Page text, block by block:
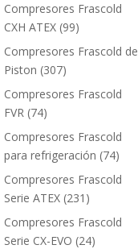
Compresores Frascold
CXH ATEX (99)
Compresores Frascold de
Piston (307)
Compresores Frascold
FVR (74)
Compresores Frascold
para refrigeración (74)
Compresores Frascold
Serie ATEX (231)
Compresores Frascold
Serie CX-EVO (24)